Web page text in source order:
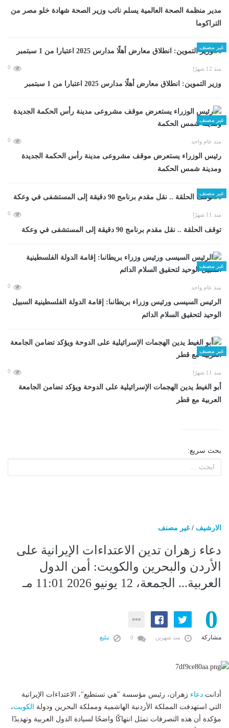
مدير منظمة الصحة العالمية يسلم نائب وزير الصحة شهادة خلو مصر من
التراكوما
غير مصنف
منذ 12 شهرًا 0
وزير التموين: انطلاق معارض أهلًا مدارس 2025 اعتبارا من 1 سبتمبر
غير مصنف
منذ عام واحد 0
رئيس الوزراء يستعرض موقف مشروعى مدينة رأس الحكمة الجديدة
ومدينة شمس الحكمة
غير مصنف
منذ 11 شهرًا 0
توقف الحلقة .. نقل مقدم برنامج 90 دقيقة إلى المستشفى في وعكة
غير مصنف
منذ عام واحد 0
الرئيس السيسى ورئيس وزراء بريطانىا: إقامة الدولة الفلسطينية السبيل
الوحيد لتحقيق السلام الدائم
غير مصنف
منذ 11 شهرًا 0
أبو الغيط يدين الهجمات الإسرائيلية على الدوحة ويؤكد تضامن الجامعة
العربية مع قطر
بحث سريع:
الارشيف /غير مصنف
دعاء زهران تدين الاعتداءات الإيرانية على
الأردن والبحرين والكويت: أمن الدول
العربية... الجمعة، 12 يونيو 2026 11:01 مـ
0
مشاركة منذ شهرين تبليغ
أدانت دعاء زهران، رئيس مؤسسة "هي تستطيع"، الاعتداءات الإيرانية
التي استهدفت المملكة الأردنية الهاشمية ومملكة البحرين ودولة
الكويت،
مؤكدة أن هذه التصرفات تمثل انتهاكًا واضحًا لسيادة الدول العربية وتهديدًا